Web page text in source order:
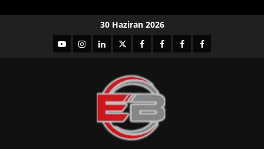
30 Haziran 2026
YouTubeInstagram
LinkedIntwitterfacebook-Facebook-
Facebook-Facebook-